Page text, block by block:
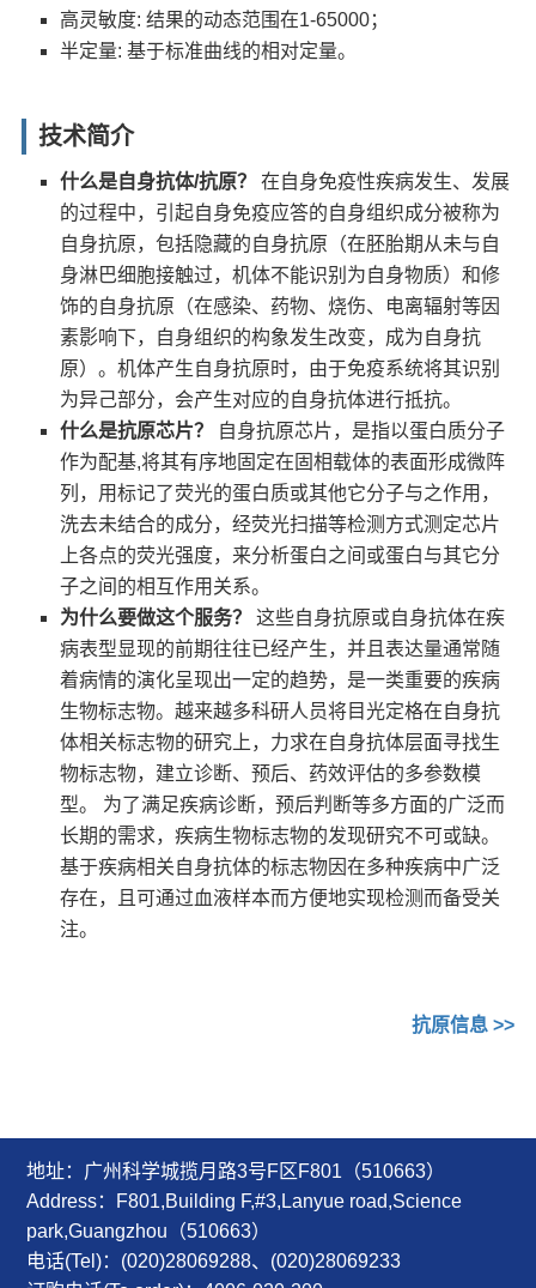
高灵敏度: 结果的动态范围在1-65000；
半定量: 基于标准曲线的相对定量。
技术简介
什么是自身抗体/抗原？
在自身免疫性疾病发生、发展
的过程中，引起自身免疫应答的自身组织成分被称为
自身抗原，包括隐藏的自身抗原（在胚胎期从未与自
身淋巴细胞接触过，机体不能识别为自身物质）和修
饰的自身抗原（在感染、药物、烧伤、电离辐射等因
素影响下，自身组织的构象发生改变，成为自身抗
原）。机体产生自身抗原时，由于免疫系统将其识别
为异己部分，会产生对应的自身抗体进行抵抗。
什么是抗原芯片？
自身抗原芯片，是指以蛋白质分子
作为配基,将其有序地固定在固相载体的表面形成微阵
列，用标记了荧光的蛋白质或其他它分子与之作用，
洗去未结合的成分，经荧光扫描等检测方式测定芯片
上各点的荧光强度，来分析蛋白之间或蛋白与其它分
子之间的相互作用关系。
为什么要做这个服务？
这些自身抗原或自身抗体在疾
病表型显现的前期往往已经产生，并且表达量通常随
着病情的演化呈现出一定的趋势，是一类重要的疾病
生物标志物。越来越多科研人员将目光定格在自身抗
体相关标志物的研究上，力求在自身抗体层面寻找生
物标志物，建立诊断、预后、药效评估的多参数模
型。 为了满足疾病诊断，预后判断等多方面的广泛而
长期的需求，疾病生物标志物的发现研究不可或缺。
基于疾病相关自身抗体的标志物因在多种疾病中广泛
存在，且可通过血液样本而方便地实现检测而备受关
注。
抗原信息>>
地址：广州科学城揽月路3号F区F801（510663）
Address：F801,Building F,#3,Lanyue road,Science
park,Guangzhou（510663）
电话(Tel)：(020)28069288、(020)28069233